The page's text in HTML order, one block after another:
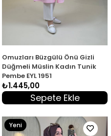
Omuzları Büzgülü Önü Gizli
Düğmeli Müslin Kadın Tunik
Pembe EYL 1951
₺1.445,00
Sepete Ekle
Yeni